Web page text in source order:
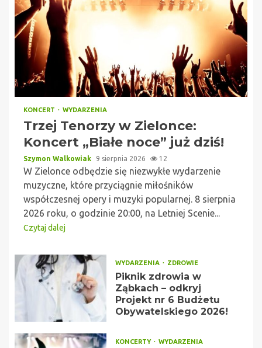
KONCERT WYDARZENIA
Trzej Tenorzy w Zielonce:
Koncert „Białe noce” już dziś!
Szymon Walkowiak 9 sierpnia 2026 12
W Zielonce odbędzie się niezwykłe wydarzenie
muzyczne, które przyciągnie miłośników
współczesnej opery i muzyki popularnej. 8 sierpnia
2026 roku, o godzinie 20:00, na Letniej Scenie...
Czytaj dalej
WYDARZENIA ZDROWIE
Piknik zdrowia w
Ząbkach – odkryj
Projekt nr 6 Budżetu
Obywatelskiego 2026!
KONCERTY WYDARZENIA